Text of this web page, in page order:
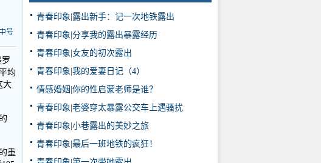
中号
均
大
重
青春印象 露出新手：记一次地铁露出
青春印象 分享我的露出暴露经历
青春印象 女友的初次露出
青春印象 我的爱妻日记（4）
情感婚姻 你的性启蒙老师是谁？
青春印象 老婆穿太暴露公交车上遇骚扰
青春印象 小巷露出的美妙之旅
青春印象 最后一班地铁的疯狂！